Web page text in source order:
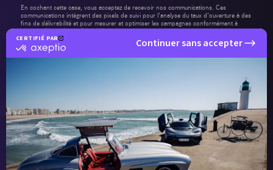
CERTIFIÉ PAR
certifié
sur
Axeptio
Continuer sans accepter
En cochant cette case, vous acceptez de recevoir nos communications. Ces
communications intègrent des pixels de suivi pour l'analyse du taux d'ouverture à des
fins de délivrabilité et pour mesurer et optimiser les campagnes conformément à
notrepolitique de confidentialité.
Label Certified et Garanties